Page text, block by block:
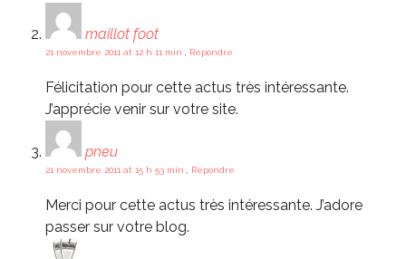
maillot foot
21 novembre 2011 at 12 h 11 min Répondre
Félicitation pour cette actus très intéressante.
J’apprécie venir sur votre site.
pneu
21 novembre 2011 at 15 h 53 min Répondre
Merci pour cette actus très intéressante. J’adore
passer sur votre blog.